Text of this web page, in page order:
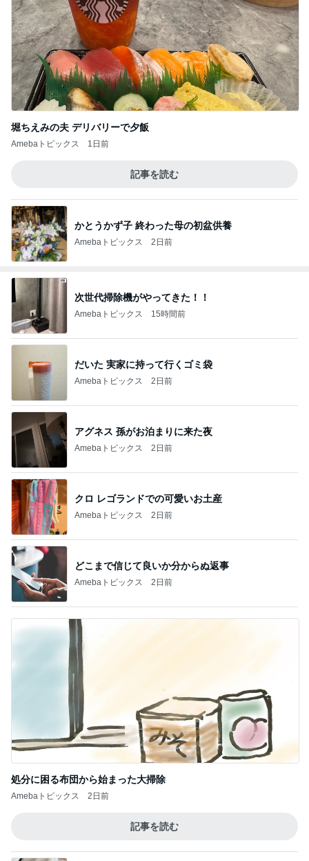
堀ちえみの夫 デリバリーで夕飯
Amebaトピックス 1日前
記事を読む
かとうかず子 終わった母の初盆供養
Amebaトピックス 2日前
次世代掃除機がやってきた！！
Amebaトピックス 15時間前
だいた 実家に持って行くゴミ袋
Amebaトピックス 2日前
アグネス 孫がお泊まりに来た夜
Amebaトピックス 2日前
クロ レゴランドでの可愛いお土産
Amebaトピックス 2日前
どこまで信じて良いか分からぬ返事
Amebaトピックス 2日前
処分に困る布団から始まった大掃除
Amebaトピックス 2日前
記事を読む